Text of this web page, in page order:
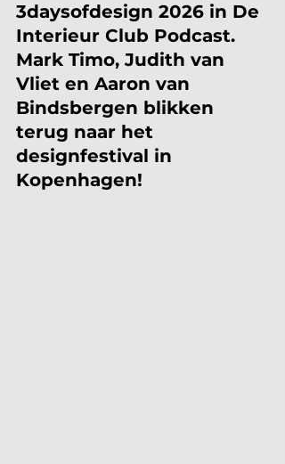
3daysofdesign 2026 in De
Interieur Club Podcast.
Mark Timo, Judith van
Vliet en Aaron van
Bindsbergen blikken
terug naar het
designfestival in
Kopenhagen!